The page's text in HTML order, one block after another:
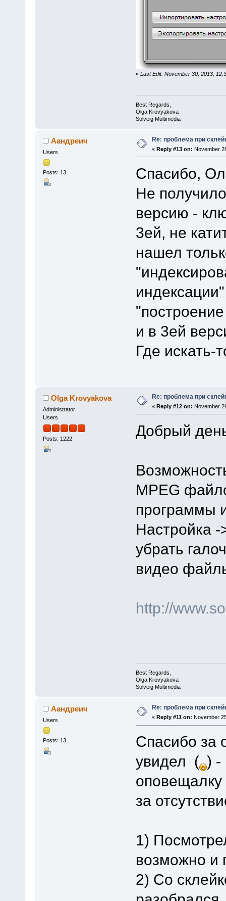
« Last Edit: November 30, 2013,
Best Regards,
Olga Krovyakova
Solveig Multimedia
Аандреич
Users
Posts: 13
Re: проблема при
« Reply #13 on: November
Спасибо,
Не
версию -
3ей, не
нашел
и в 3ей
Где искать-
Olga Krovyakova
Administrator
Users
Posts: 1222
Re: проблема при
« Reply #12 on: November
Добрый
MPEG
программы
Настройка
убрать
видео
http://
Best Regards,
Olga Krovyakova
Solveig Multimedia
Аандреич
Users
Posts: 13
Re: проблема при
« Reply #11 on: November
Спасибо за
увидел ( ) -
оповещалку
за
1)
возможно и
2) Со